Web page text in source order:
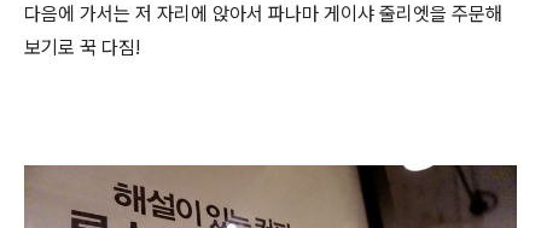
다음에 가서는 저 자리에 앉아서 파나마 게이샤 줄리엣을 주문해
보기로 꾹 다짐!